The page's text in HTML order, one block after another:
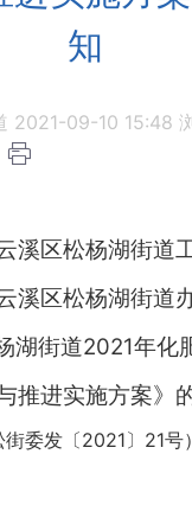
知
2021-09-10 15:48
溪区松杨湖街道
溪区松杨湖街道
湖街道2021年化
推进实施方案》
街委发〔2021〕21号）